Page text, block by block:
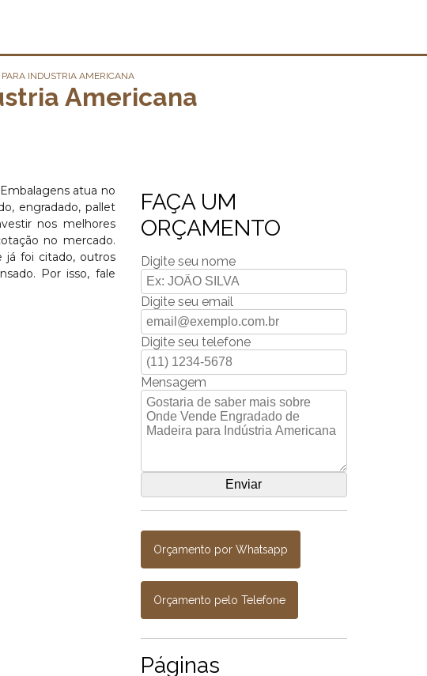
INDUSTRIA AMERICANA
Americana
atua no
engradado, pallet
nos melhores
no mercado.
já foi citado, outros
Por isso, fale
FAÇA UM
ORÇAMENTO
Digite seu nome
Digite seu email
Digite seu telefone
Mensagem
Orçamento por Whatsapp
Orçamento pelo Telefone
Páginas